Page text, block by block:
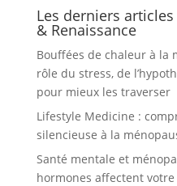
Les derniers
& Renaissance
Bouffées de chaleur à la
rôle du stress, de
pour mieux les traverser
Lifestyle Medicine :
silencieuse à la
Santé mentale et
hormones affectent